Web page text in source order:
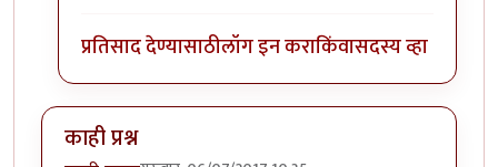
प्रतिसाद देण्यासाठीलॉग इन कराकिंवासदस्य व्हा
काही प्रश्न